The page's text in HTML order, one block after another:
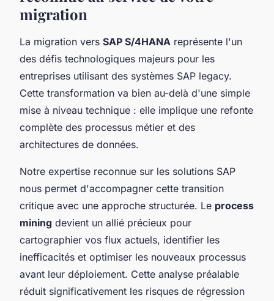
migration
La migration vers SAP S/4HANA représente l'un
des défis technologiques majeurs pour les
entreprises utilisant des systèmes SAP legacy.
Cette transformation va bien au-delà d'une simple
mise à niveau technique : elle implique une refonte
complète des processus métier et des
architectures de données.
Notre expertise reconnue sur les solutions SAP
nous permet d'accompagner cette transition
critique avec une approche structurée. Le process
mining devient un allié précieux pour
cartographier vos flux actuels, identifier les
inefficacités et optimiser les nouveaux processus
avant leur déploiement. Cette analyse préalable
réduit significativement les risques de régression